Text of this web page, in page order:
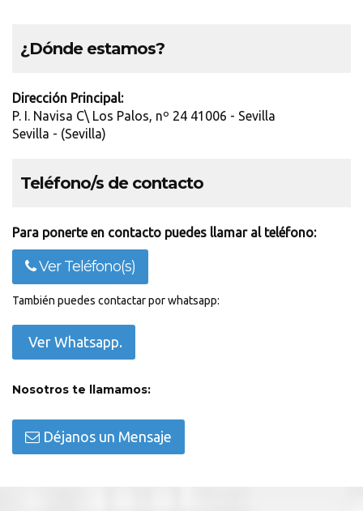
¿Dónde estamos?
Dirección Principal:
P. I. Navisa C\ Los Palos, nº 24 41006 - Sevilla
Sevilla - (Sevilla)
Teléfono/s de contacto
Para ponerte en contacto puedes llamar al teléfono:
Ver Teléfono(s)
También puedes contactar por whatsapp:
Ver Whatsapp.
Nosotros te llamamos:
Déjanos un Mensaje